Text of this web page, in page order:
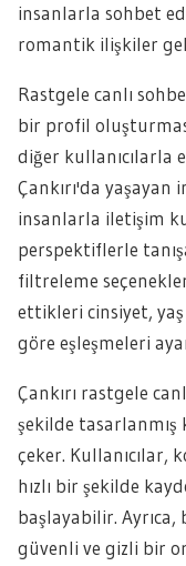
insanlarla sohbet
romantik ilişkiler
Rastgele canlı
bir profil
diğer kullanıcılarla
Çankırı'da
insanlarla iletişim
perspektiflerle
filtreleme
ettikleri cinsiyet,
göre eşleşmeleri
Çankırı rastgele
şekilde tasarlanmış
çeker.
hızlı bir şekilde
başlayabilir.
güvenli ve gizli bir